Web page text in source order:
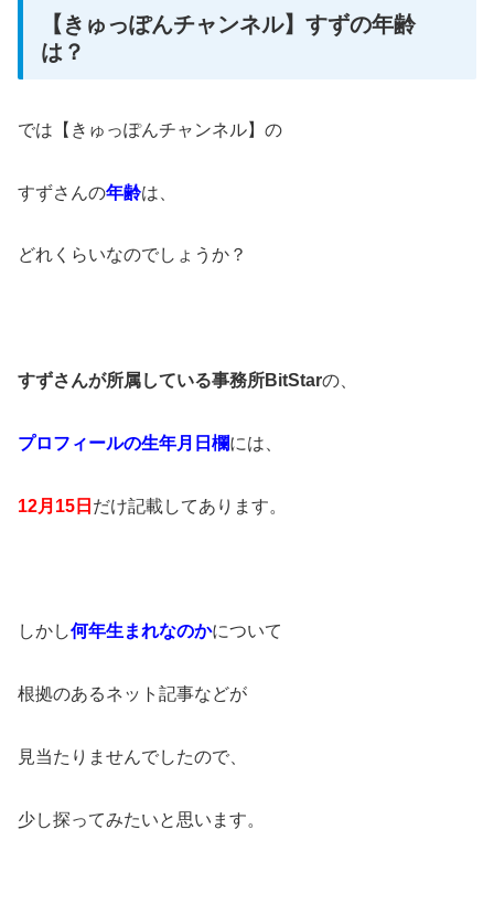
【きゅっぽんチャンネル】すずの年齢
は？
では【きゅっぽんチャンネル】の
すずさんの年齢は、
どれくらいなのでしょうか？
すずさんが所属している事務所BitStarの、
プロフィールの生年月日欄には、
12月15日 だけ記載してあります。
しかし何年生まれなのかについて
根拠のあるネット記事などが
見当たりませんでしたので、
少し探ってみたいと思います。